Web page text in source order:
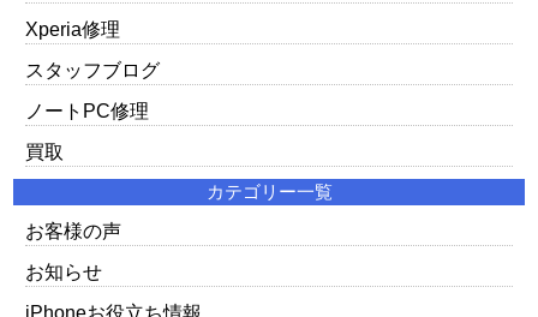
Xperia修理
スタッフブログ
ノートPC修理
買取
カテゴリー一覧
お客様の声
お知らせ
iPhoneお役立ち情報